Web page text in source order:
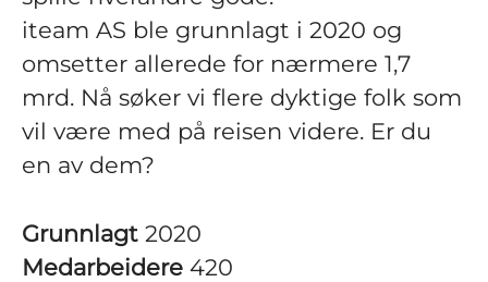
iteam AS ble grunnlagt i 2020 og
omsetter allerede for nærmere 1,7
mrd. Nå søker vi flere dyktige folk som
vil være med på reisen videre. Er du
en av dem?
Grunnlagt 2020
Medarbeidere 420